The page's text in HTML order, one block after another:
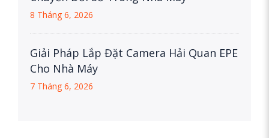
8 Tháng 6, 2026
Giải Pháp Lắp Đặt Camera Hải Quan EPE
Cho Nhà Máy
7 Tháng 6, 2026